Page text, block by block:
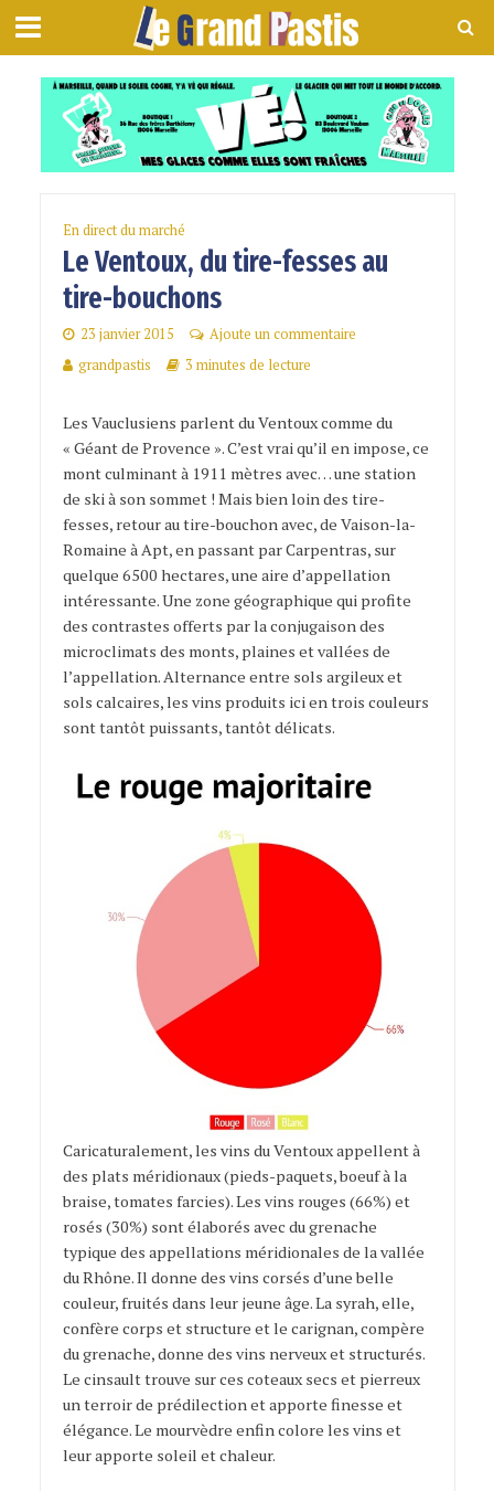
En direct du marché
Le Ventoux, du tire-fesses au
tire-bouchons
23 janvier 2015
Ajoute un commentaire
grandpastis
3 minutes de lecture
Les Vauclusiens parlent du Ventoux comme du
« Géant de Provence ». C’est vrai qu’il en impose, ce
mont culminant à 1911 mètres avec… une station
de ski à son sommet ! Mais bien loin des tire-
fesses, retour au tire-bouchon avec, de Vaison-la-
Romaine à Apt, en passant par Carpentras, sur
quelque 6500 hectares, une aire d’appellation
intéressante. Une zone géographique qui profite
des contrastes offerts par la conjugaison des
microclimats des monts, plaines et vallées de
l’appellation. Alternance entre sols argileux et
sols calcaires, les vins produits ici en trois couleurs
sont tantôt puissants, tantôt délicats.
Caricaturalement, les vins du Ventoux appellent à
des plats méridionaux (pieds-paquets, boeuf à la
braise, tomates farcies). Les vins rouges (66%) et
rosés (30%) sont élaborés avec du grenache
typique des appellations méridionales de la vallée
du Rhône. Il donne des vins corsés d’une belle
couleur, fruités dans leur jeune âge. La syrah, elle,
confère corps et structure et le carignan, compère
du grenache, donne des vins nerveux et structurés.
Le cinsault trouve sur ces coteaux secs et pierreux
un terroir de prédilection et apporte finesse et
élégance. Le mourvèdre enfin colore les vins et
leur apporte soleil et chaleur.